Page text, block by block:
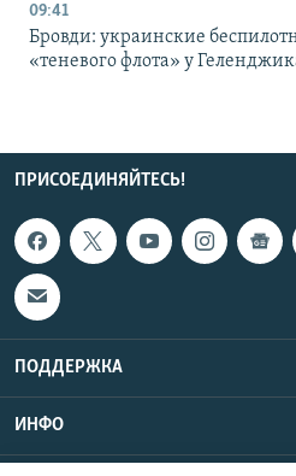
09:41
Бровди: украинские
«теневого флота» у
ПРИСОЕДИНЯЙТЕСЬ!
ПОДДЕРЖКА
ИНФО